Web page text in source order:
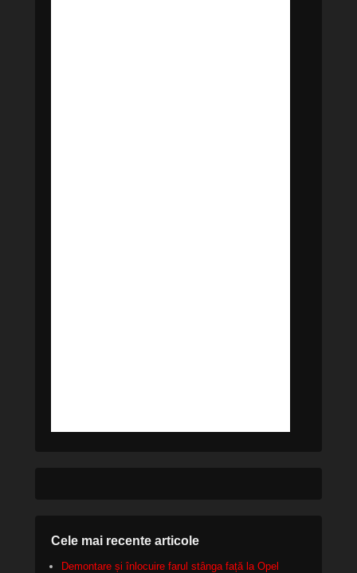
Cele mai recente articole
Demontare și înlocuire farul stânga față la Opel